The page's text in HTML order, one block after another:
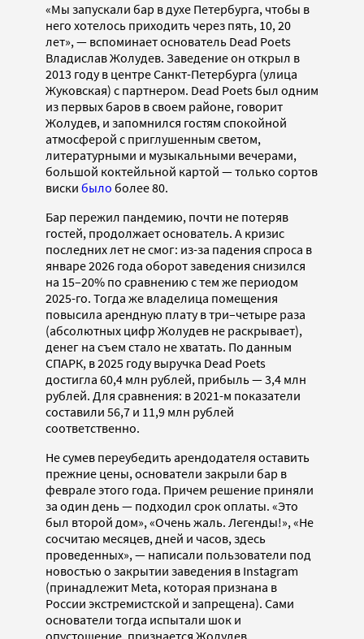
«Мы запускали бар в духе Петербурга, чтобы в
него хотелось приходить через пять, 10, 20
лет», — вспоминает основатель Dead Poets
Владислав Жолудев. Заведение он открыл в
2013 году в центре Санкт-Петербурга (улица
Жуковская) с партнером. Dead Poets был одним
из первых баров в своем районе, говорит
Жолудев, и запомнился гостям спокойной
атмосферой с приглушенным светом,
литературными и музыкальными вечерами,
большой коктейльной картой — только сортов
виски было более 80.
Бар пережил пандемию, почти не потеряв
гостей, продолжает основатель. А кризис
последних лет не смог: из-за падения спроса в
январе 2026 года оборот заведения снизился
на 15–20% по сравнению с тем же периодом
2025-го. Тогда же владелица помещения
повысила арендную плату в три–четыре раза
(абсолютных цифр Жолудев не раскрывает),
денег на съем стало не хватать. По данным
СПАРК, в 2025 году выручка Dead Poets
достигла 60,4 млн рублей, прибыль — 3,4 млн
рублей. Для сравнения: в 2021-м показатели
составили 56,7 и 11,9 млн рублей
соответственно.
Не сумев переубедить арендодателя оставить
прежние цены, основатели закрыли бар в
феврале этого года. Причем решение приняли
за один день — подходил срок оплаты. «Это
был второй дом», «Очень жаль. Легенды!», «Не
сосчитаю месяцев, дней и часов, здесь
проведенных», — написали пользователи под
новостью о закрытии заведения в Instagram
(принадлежит Meta, которая признана в
России экстремистской и запрещена). Сами
основатели тогда испытали шок и